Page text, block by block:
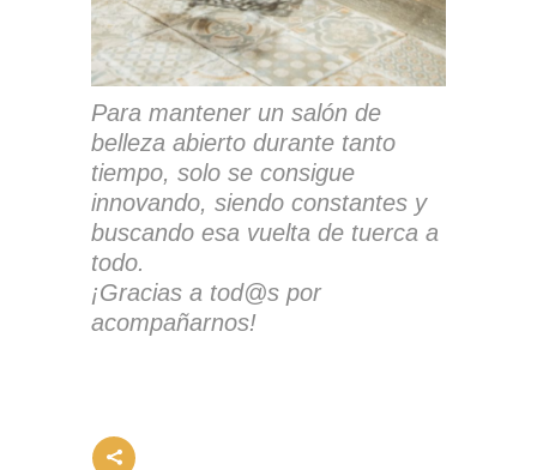
Para mantener un salón de
belleza abierto durante tanto
tiempo, solo se consigue
innovando, siendo constantes y
buscando esa vuelta de tuerca a
todo.
¡Gracias a tod@s por
acompañarnos!